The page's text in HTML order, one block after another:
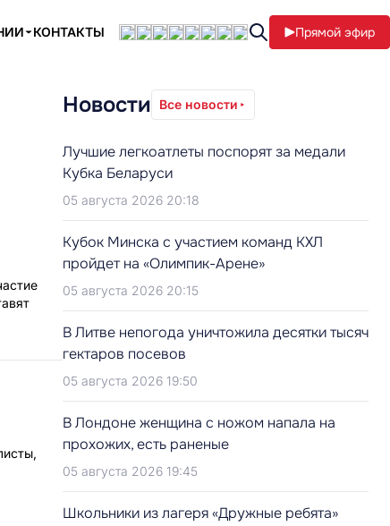
КОНТАКТЫ Прямой эфир
Новости Все новости
Лучшие легкоатлеты поспорят за медали
Кубка Беларуси
05 августа 2026 20:18
Кубок Минска с участием команд КХЛ
пройдет на «Олимпик-Арене»
05 августа 2026 20:15
В Литве непогода уничтожила десятки тысяч
гектаров посевов
05 августа 2026 19:50
В Лондоне женщина с ножом напала на
прохожих, есть раненые
05 августа 2026 19:45
Школьники из лагеря «Дружные ребята»